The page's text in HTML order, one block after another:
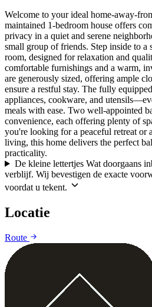
Welcome to your ideal home-away-
maintained 1-bedroom house offers
privacy in a quiet and serene
small group of friends. Step inside to a
room, designed for relaxation and
comfortable furnishings and a warm,
are generously sized, offering ample
ensure a restful stay. The fully
appliances, cookware, and
meals with ease. Two well-appointed
convenience, each offering plenty of
you're looking for a peaceful retreat or
living, this home delivers the perfect
practicality.
De kleine lettertjes Wat doorgaans
verblijf. Wij bevestigen de exacte
voordat u tekent.
Locatie
Route